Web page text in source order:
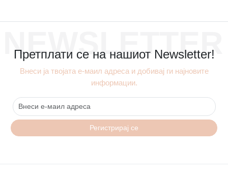
NEWSLETTER
Претплати се на нашиот Newsletter!
Внеси ја твојата е-маил адреса и добивај ги најновите
информации.
Регистрирај се